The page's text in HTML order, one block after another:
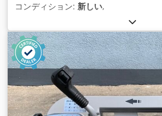
コンディション: 新しい,